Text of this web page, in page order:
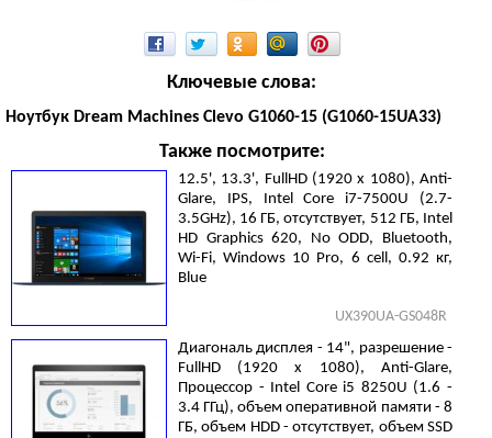
Ключевые слова:
Ноутбук Dream Machines Clevo G1060-15 (G1060-15UA33)
Также посмотрите:
12.5', 13.3', FullHD (1920 х 1080), Anti-
Glare, IPS, Intel Core i7-7500U (2.7-
3.5GHz), 16 ГБ, отсутствует, 512 ГБ, Intel
HD Graphics 620, No ODD, Bluetooth,
Wi-Fi, Windows 10 Pro, 6 cell, 0.92 кг,
Blue
UX390UA-GS048R
Диагональ дисплея - 14", разрешение -
FullHD (1920 х 1080), Anti-Glare,
Процессор - Intel Core i5 8250U (1.6 -
3.4 ГГц), объем оперативной памяти - 8
ГБ, объем HDD - отсутствует, объем SSD